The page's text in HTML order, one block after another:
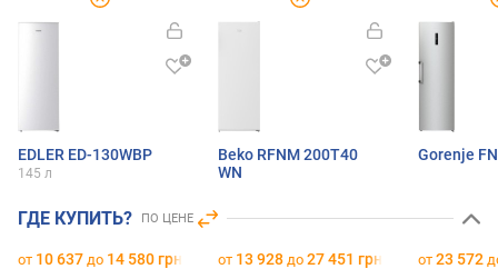
EDLER ED-130WBP
145 л
Beko RFNM 200T40
WN
Gorenje
ГДЕ КУПИТЬ? ПО ЦЕНЕ
от 10 637 до 14 580 грн. от 13 928 до 27 451 грн. от 23 572